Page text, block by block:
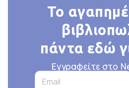
Το
πάντα εδώ
Εγγραφείτε στο